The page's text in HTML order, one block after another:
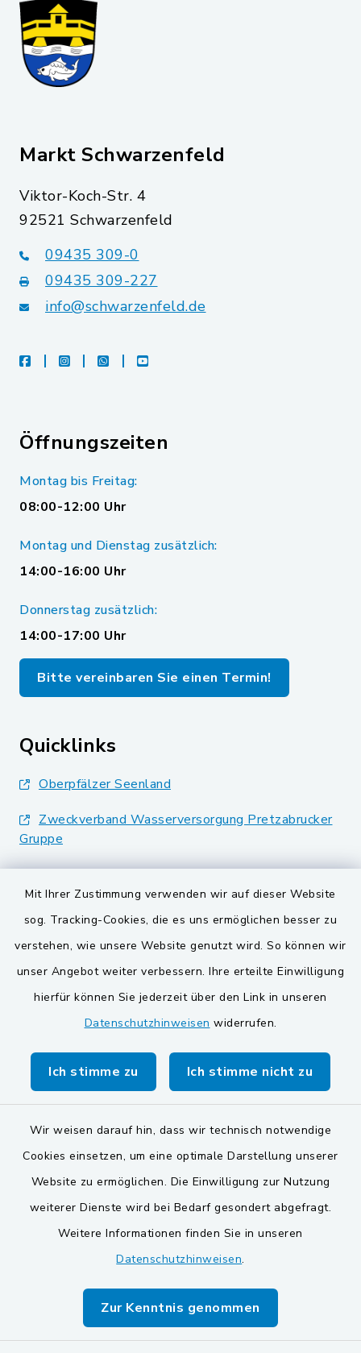
Mit Ihrer Zustimmung verwenden wir auf dieser Website
sog. Tracking-Cookies, die es uns ermöglichen besser zu
verstehen, wie unsere Website genutzt wird. So können wir
unser Angebot weiter verbessern. Ihre erteilte Einwilligung
hierfür können Sie jederzeit über den Link in unseren
Datenschutzhinweisen widerrufen.
Ich stimme zu Ich stimme nicht zu
Wir weisen darauf hin, dass wir technisch notwendige
Cookies einsetzen, um eine optimale Darstellung unserer
Website zu ermöglichen. Die Einwilligung zur Nutzung
weiterer Dienste wird bei Bedarf gesondert abgefragt.
Weitere Informationen finden Sie in unseren
Datenschutzhinweisen.
Zur Kenntnis genommen
Markt Schwarzenfeld
Viktor-Koch-Str. 4
92521 Schwarzenfeld
09435 309-0
09435 309-227
info@schwarzenfeld.de
facebookinstagramwhatsappyoutube
Öffnungszeiten
Montag bis Freitag:
08:00-12:00 Uhr
Montag und Dienstag zusätzlich:
14:00-16:00 Uhr
Donnerstag zusätzlich:
14:00-17:00 Uhr
Bitte vereinbaren Sie einen Termin!
Quicklinks
Oberpfälzer Seenland
Zweckverband Wasserversorgung Pretzabrucker
Gruppe
Landkreis Schwandorf
VG und Gemeinden
Gemeinde Schwarzach bei Nabburg
Gemeinde Stulln
Verwaltungsgemeinschaft Schwarzenfeld
Barrierefreiheit
Impressum